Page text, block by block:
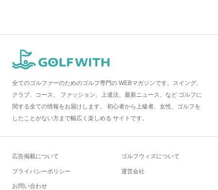
全てのゴルファーのためのゴルフ専門の WEBマガジンです。スイング、
クラブ、コース、 ファッション、上達法、最新ニュース、など ゴルフに
関する全ての情報をお届けします。 初心者から上級者、女性、ゴルフを
したことがない方まで幅広く楽しめる サイトです。
広告掲載について
プライバシーポリシー
お問い合わせ
ゴルフウィズについて
運営会社